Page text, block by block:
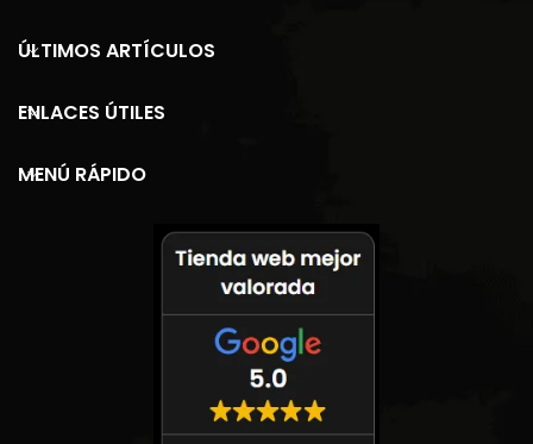
ÚLTIMOS ARTÍCULOS
ENLACES ÚTILES
MENÚ RÁPIDO